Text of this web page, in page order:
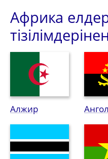
Африка
Алжир